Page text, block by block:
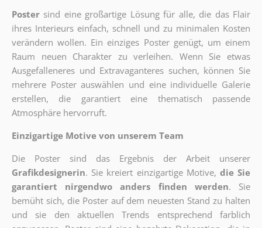
Poster sind eine großartige Lösung für alle, die das Flair
ihres Interieurs einfach, schnell und zu minimalen Kosten
verändern wollen. Ein einziges Poster genügt, um einem
Raum neuen Charakter zu verleihen. Wenn Sie etwas
Ausgefalleneres und Extravaganteres suchen, können Sie
mehrere Poster auswählen und eine individuelle Galerie
erstellen, die garantiert eine thematisch passende
Atmosphäre hervorruft.
Einzigartige Motive von unserem Team
Die Poster sind das Ergebnis der Arbeit unserer
Grafikdesignerin. Sie kreiert einzigartige Motive, die Sie
garantiert nirgendwo anders finden werden. Sie
bemüht sich, die Poster auf dem neuesten Stand zu halten
und sie den aktuellen Trends entsprechend farblich